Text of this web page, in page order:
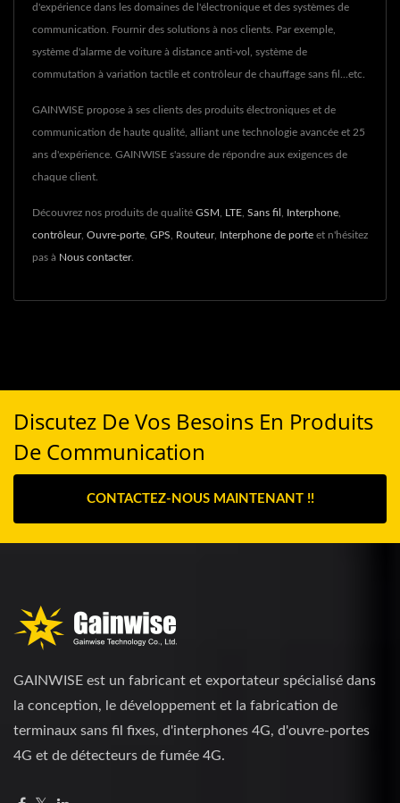
d'expérience dans les domaines de l'électronique et des systèmes de
communication. Fournir des solutions à nos clients. Par exemple,
système d'alarme de voiture à distance anti-vol, système de
commutation à variation tactile et contrôleur de chauffage sans fil...etc.
GAINWISE propose à ses clients des produits électroniques et de
communication de haute qualité, alliant une technologie avancée et 25
ans d'expérience. GAINWISE s'assure de répondre aux exigences de
chaque client.
Découvrez nos produits de qualité GSM LTE Sans fil Interphone
contrôleur, Ouvre-porte GPS Routeur, Interphone de porte et n'hésitez
pas à Nous contacter.
Discutez De Vos Besoins En Produits
De Communication
CONTACTEZ-NOUS MAINTENANT !!
GAINWISE est un fabricant et exportateur spécialisé dans
la conception, le développement et la fabrication de
terminaux sans fil fixes, d'interphones 4G, d'ouvre-portes
4G et de détecteurs de fumée 4G.